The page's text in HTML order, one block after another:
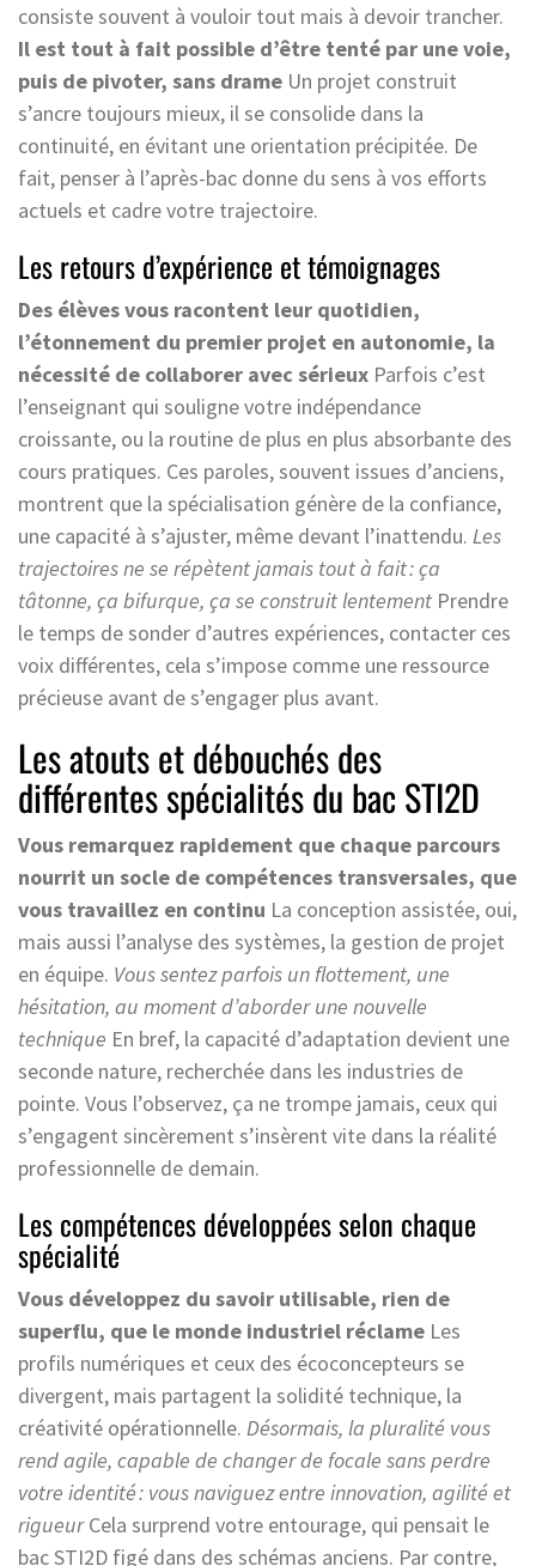
consiste souvent à vouloir tout mais à devoir trancher.
Il est tout à fait possible d’être tenté par une voie,
puis de pivoter, sans drame Un projet construit
s’ancre toujours mieux, il se consolide dans la
continuité, en évitant une orientation précipitée. De
fait, penser à l’après-bac donne du sens à vos efforts
actuels et cadre votre trajectoire.
Les retours d’expérience et témoignages
Des élèves vous racontent leur quotidien,
l’étonnement du premier projet en autonomie, la
nécessité de collaborer avec sérieux Parfois c’est
l’enseignant qui souligne votre indépendance
croissante, ou la routine de plus en plus absorbante des
cours pratiques. Ces paroles, souvent issues d’anciens,
montrent que la spécialisation génère de la confiance,
une capacité à s’ajuster, même devant l’inattendu. Les
trajectoires ne se répètent jamais tout à fait : ça
tâtonne, ça bifurque, ça se construit lentement Prendre
le temps de sonder d’autres expériences, contacter ces
voix différentes, cela s’impose comme une ressource
précieuse avant de s’engager plus avant.
Les atouts et débouchés des
différentes spécialités du bac STI2D
Vous remarquez rapidement que chaque parcours
nourrit un socle de compétences transversales, que
vous travaillez en continu La conception assistée, oui,
mais aussi l’analyse des systèmes, la gestion de projet
en équipe. Vous sentez parfois un flottement, une
hésitation, au moment d’aborder une nouvelle
technique En bref, la capacité d’adaptation devient une
seconde nature, recherchée dans les industries de
pointe. Vous l’observez, ça ne trompe jamais, ceux qui
s’engagent sincèrement s’insèrent vite dans la réalité
professionnelle de demain.
Les compétences développées selon chaque
spécialité
Vous développez du savoir utilisable, rien de
superflu, que le monde industriel réclame Les
profils numériques et ceux des écoconcepteurs se
divergent, mais partagent la solidité technique, la
créativité opérationnelle. Désormais, la pluralité vous
rend agile, capable de changer de focale sans perdre
votre identité : vous naviguez entre innovation, agilité et
rigueurCela surprend votre entourage, qui pensait le
bac STI2D figé dans des schémas anciens. Par contre,